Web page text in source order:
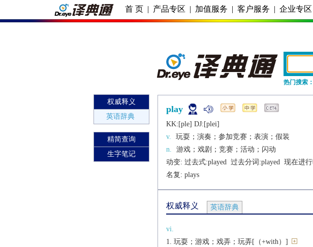
首 页 | 产品专区 | 加值服务 | 客户服务 | 企业专区
热门搜索：
权威释义
英语辞典
精简查询
生字笔记
play
KK:[plе] DJ:[plеi]
v.
玩耍；演奏；参加竞赛；表演；假装
n.
游戏；戏剧；竞赛；活动；闪动
动变: 过去式:played 过去分词:played 现在进
名复: plays
权威释义 英语辞典
vi.
玩耍；游戏；戏弄；玩弄[（+with）]